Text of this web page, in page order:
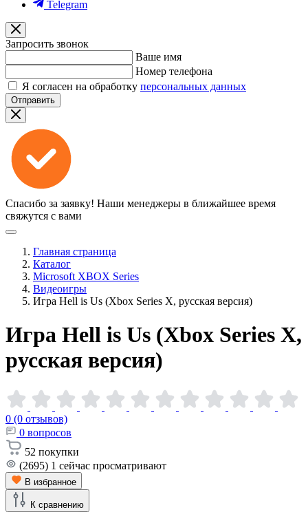
Telegram
Запросить звонок
Ваше имя
Номер телефона
Я согласен на обработку персональных данных
Отправить
Спасибо за заявку! Наши менеджеры в ближайшее время
свяжутся с вами
Главная страница
Каталог
Microsoft XBOX Series
Видеоигры
Игра Hell is Us (Xbox Series X, русская версия)
Игра Hell is Us (Xbox Series X,
русская версия)
0 (0 отзывов)
0 вопросов
52 покупки
(2695) 1 сейчас просматривают
В избранное
К сравнению